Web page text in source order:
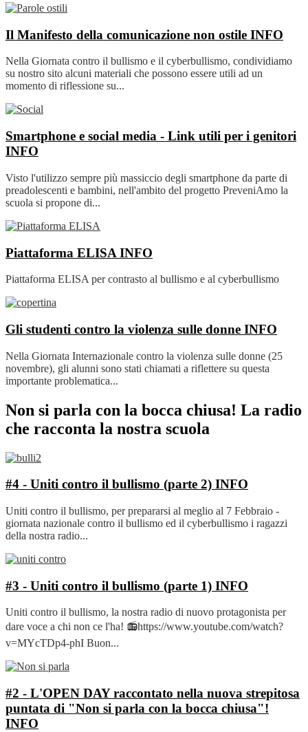
Il Manifesto della comunicazione non ostile INFO
Nella Giornata contro il bullismo e il cyberbullismo, condividiamo
su nostro sito alcuni materiali che possono essere utili ad un
momento di riflessione su...
Smartphone e social media - Link utili per i genitori
INFO
Visto l'utilizzo sempre più massiccio degli smartphone da parte di
preadolescenti e bambini, nell'ambito del progetto PreveniAmo la
scuola si propone di...
Piattaforma ELISA INFO
Piattaforma ELISA per contrasto al bullismo e al cyberbullismo
Gli studenti contro la violenza sulle donne INFO
Nella Giornata Internazionale contro la violenza sulle donne (25
novembre), gli alunni sono stati chiamati a riflettere su questa
importante problematica...
Non si parla con la bocca chiusa! La radio
che racconta la nostra scuola
#4 - Uniti contro il bullismo (parte 2) INFO
Uniti contro il bullismo, per prepararsi al meglio al 7 Febbraio -
giornata nazionale contro il bullismo ed il cyberbullismo i ragazzi
della nostra radio...
#3 - Uniti contro il bullismo (parte 1) INFO
Uniti contro il bullismo, la nostra radio di nuovo protagonista per
dare voce a chi non ce l'ha! 📻https://www.youtube.com/watch?
v=MYcTDp4-phI Buon...
#2 - L'OPEN DAY raccontato nella nuova strepitosa
puntata di "Non si parla con la bocca chiusa"!
INFO